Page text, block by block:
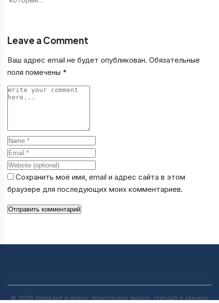
Leave a Comment
Ваш адрес email не будет опубликован. Обязательные
поля помечены *
Comment
Name
Email
Website
Сохранить моё имя, email и адрес сайта в этом
браузере для последующих моих комментариев.
Отправить комментарий
© 2026 Комедия и юмор: прикольные видео, стендап и свежие